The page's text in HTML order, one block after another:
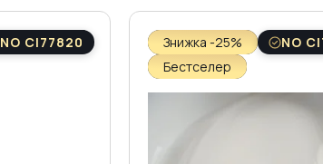
NO CI77820
Знижка -25%
NO
Бестселер